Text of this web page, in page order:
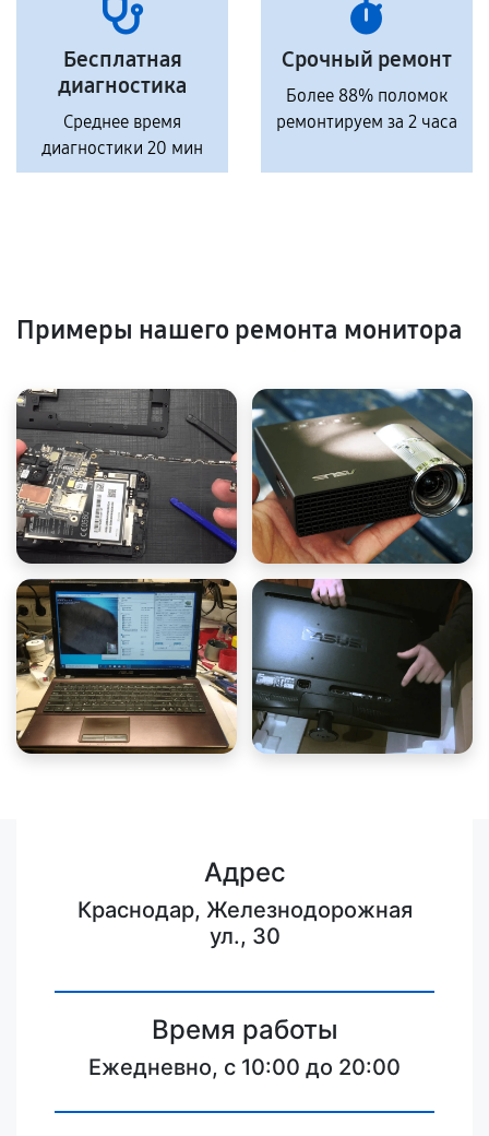
Бесплатная
диагностика
Среднее время
диагностики 20 мин
Срочный ремонт
Более 88% поломок
ремонтируем за 2 часа
Примеры нашего ремонта монитора
Адрес
Краснодар, Железнодорожная
ул., 30
Время работы
Ежедневно, с 10:00 до 20:00